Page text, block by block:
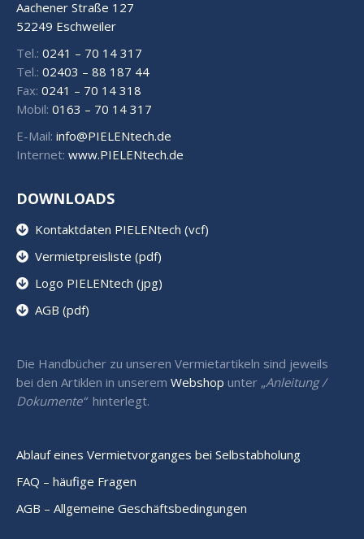
Aachener Straße 127
52249 Eschweiler
Tel.: 0241 – 70 14 317
Tel.: 02403 – 88 187 44
Fax: 0241 – 70 14 318
Mobil: 0163 – 70 14 317
E-Mail: info@PIELENtech.de
Internet: www.PIELENtech.de
DOWNLOADS
Kontaktdaten PIELENtech (vcf)
Vermietpreisliste (pdf)
Logo PIELENtech (jpg)
AGB (pdf)
Die Handbücher zu unseren Vermietartikeln sind jeweils
bei den Artiklen in unserem Webshop unter „Anleitung /
Dokumente“ hinterlegt.
Ablauf eines Vermietvorganges bei Selbstabholung
FAQ – häufige Fragen
AGB – Allgemeine Geschäftsbedingungen